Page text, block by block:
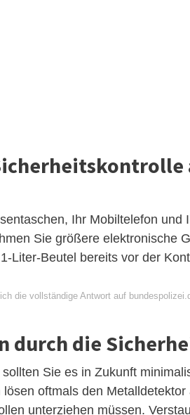
Ihr Mobiltelefon und
Sie größere elektronische
Liter-Beutel bereits vor der
die vollständige Antwort auf
durch die
Sie es in Zukunft
oftmals den
unterziehen müssen.